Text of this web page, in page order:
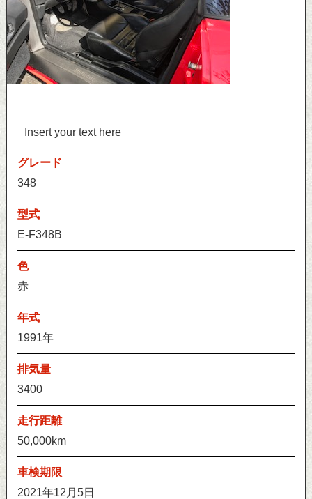
Insert your text here
グレード
348
型式
E-F348B
色
赤
年式
1991年
排気量
3400
走行距離
50,000km
車検期限
2021年12月5日